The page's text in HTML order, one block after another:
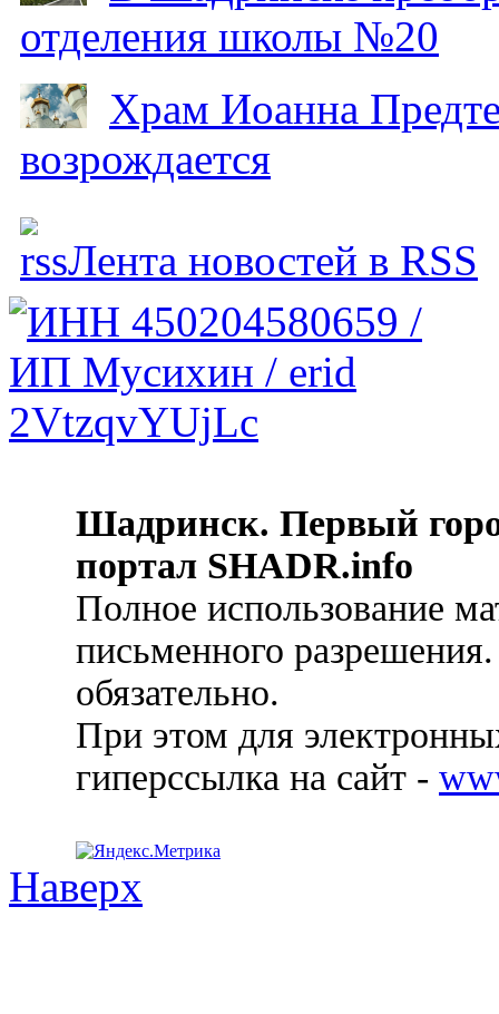
отделения школы №20
Храм Иоанна
возрождается
Лента новостей в RSS
Шадринск. Первый
портал SHADR.info
Полное использование
письменного
обязательно.
При этом для
гиперссылка на сайт -
Наверх